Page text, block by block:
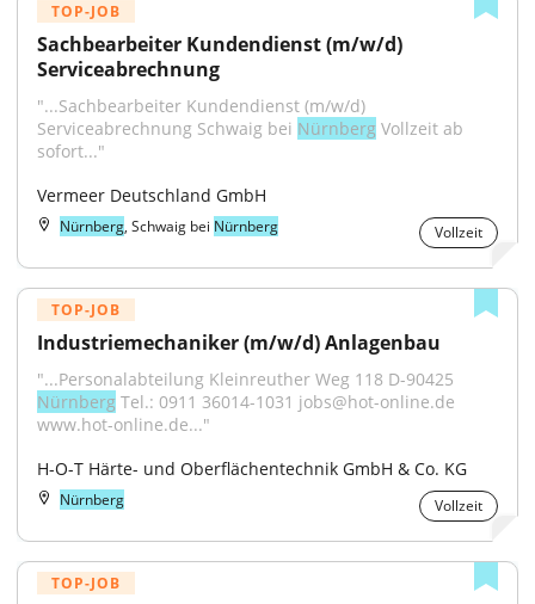
TOP-JOB
Sachbearbeiter Kundendienst (m/w/d)
Serviceabrechnung
"...Sachbearbeiter Kundendienst (m/w/d)
Serviceabrechnung Schwaig bei Nürnberg Vollzeit ab
sofort..."
Vermeer Deutschland GmbH
Nürnberg, Schwaig bei Nürnberg Vollzeit
TOP-JOB
Industriemechaniker (m/w/d) Anlagenbau
Nürnberg Tel.: 0911 36014-1031 jobs@hot-online.de
www.hot-online.de..."
H-O-T Härte- und Oberflächentechnik GmbH & Co. KG
Nürnberg Vollzeit
TOP-JOB